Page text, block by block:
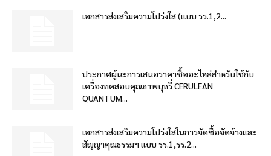
เอกสารส่งเสริมความโปร่งใส (แบบ รร.1,2...
ประกาศผู้นะการเสนอราคาซื้ออะไหล่สำหรับใช้กับ
เครื่องทดสอบคุณภาพบุหรี่ CERULEAN
QUANTUM...
เอกสารส่งเสริมความโปร่งใสในการจัดซื้อจัดจ้างและ
สัญญาคุณธรรมฯ แบบ รร.1,รร.2...